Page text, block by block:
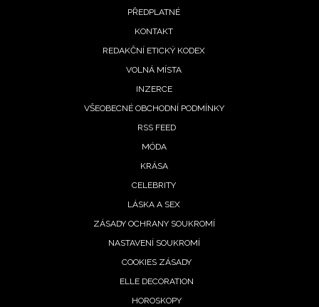
PŘEDPLATNÉ
KONTAKT
REDAKČNÍ ETICKÝ KODEX
VOLNÁ MÍSTA
INZERCE
VŠEOBECNÉ OBCHODNÍ PODMÍNKY
RSS FEED
MÓDA
KRÁSA
CELEBRITY
LÁSKA A SEX
ZÁSADY OCHRANY SOUKROMÍ
NASTAVENÍ SOUKROMÍ
COOKIES ZÁSADY
ELLE DECORATION
HOROSKOPY